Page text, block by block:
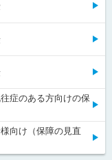
症のある方向けの保
向け（保障の見直